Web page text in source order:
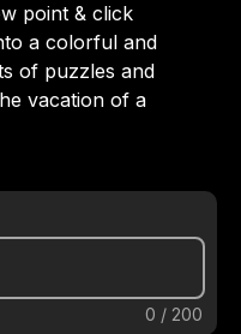
point & click
a colorful and
of puzzles and
vacation of a
0 / 200